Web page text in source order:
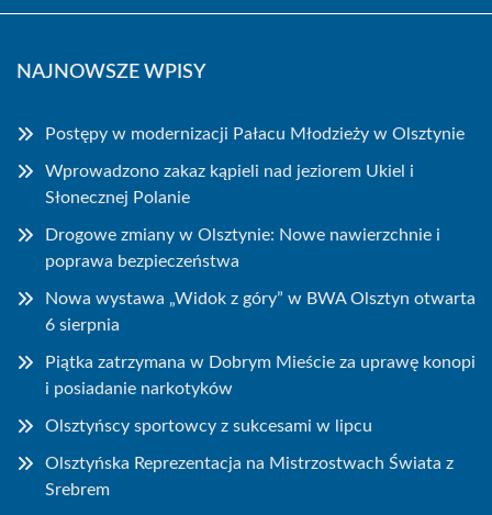
NAJNOWSZE WPISY
Postępy w modernizacji Pałacu Młodzieży w Olsztynie
Wprowadzono zakaz kąpieli nad jeziorem Ukiel i
Słonecznej Polanie
Drogowe zmiany w Olsztynie: Nowe nawierzchnie i
poprawa bezpieczeństwa
Nowa wystawa „Widok z góry” w BWA Olsztyn otwarta
6 sierpnia
Piątka zatrzymana w Dobrym Mieście za uprawę konopi
i posiadanie narkotyków
Olsztyńscy sportowcy z sukcesami w lipcu
Olsztyńska Reprezentacja na Mistrzostwach Świata z
Srebrem